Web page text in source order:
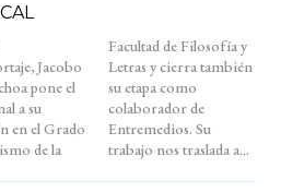
Jacobo
pone el
a su
en el Grado
de la
también
como
de
Su
trabajo nos traslada a...